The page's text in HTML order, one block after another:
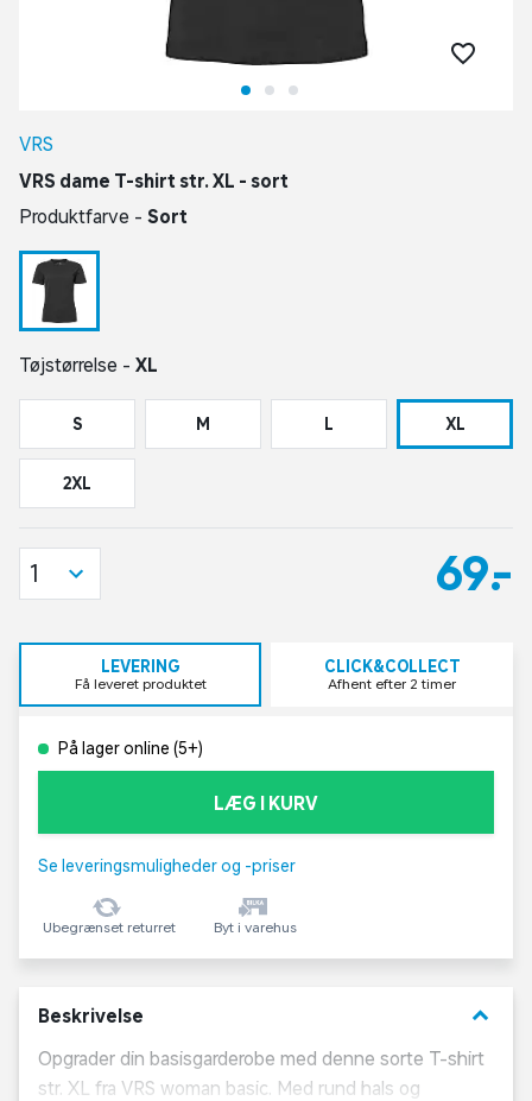
VRS
VRS dame T-shirt str. XL - sort
Produktfarve - Sort
Tøjstørrelse - XL
S M L XL
2XL
69,-
1
LEVERING
Få leveret produktet
CLICK&COLLECT
Afhent efter 2 timer
På lager online (5+)
LÆG I KURV
Se leveringsmuligheder og -priser
Ubegrænset returret Byt i varehus
Beskrivelse keyboard_arrow_down
Opgrader din basisgarderobe med denne sorte T-shirt
str. XL fra VRS woman basic. Med rund hals og